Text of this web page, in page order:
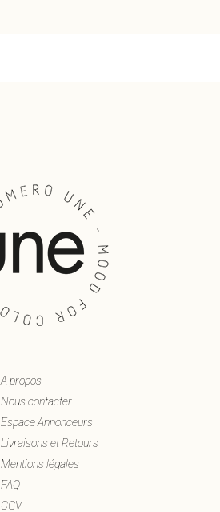
A propos
Nous contacter
Espace Annonceurs
Livraisons et Retours
Mentions légales
FAQ
CGV